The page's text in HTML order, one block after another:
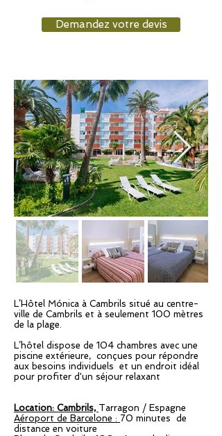
Demandez votre devis
L’Hôtel Mónica à Cambrils situé au centre-
ville de Cambrils et à seulement 100 mètres
de la plage.
L’hôtel dispose de 104 chambres avec une
piscine extérieure, conçues pour répondre
aux besoins individuels et un endroit idéal
pour profiter d'un séjour relaxant
Location: Cambrils, Tarragon / Espagne
Aéroport de Barcelone : 70 minutes de
distance en voiture